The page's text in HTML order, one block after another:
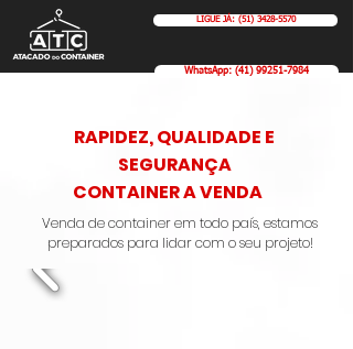
LIGUE JÁ: (51) 3428-5570
WhatsApp: (41) 99251-7984
RAPIDEZ, QUALIDADE E
SEGURANÇA
CONTAINER A VENDA
Venda de container em todo país, estamos
preparados para lidar com o seu projeto!